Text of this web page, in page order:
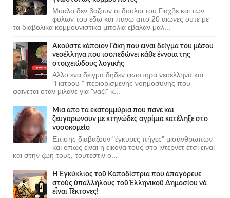
Μυαλο δεν βαζουν οι δουλοι του Γιαχβε και των
φυλων του εδω και πανω απο 20 αιωνες ουτε με
τα διαβολικα κομμουνιστικα μπολια εβαλαν μαλ...
Ακούστε κάποιον Γάκη που ειναι δείγμα του μέσου
νεοέλληνα που ισοπεδώνει κάθε έννοια της
στοιχειώδους λογικής
Αλλο ενα δειγμα δηδεν φωστηρα νεοελληνα και
"Γιατρου " περιορισμενης νοημοσυνης που
φαινεται οταν μιλανε για "ναζι" κ...
Μια απο τα εκατομμύρια που πανε και
ζευγαρωνουν με κτηνώδες αγρίμια κατέληξε στο
νοσοκομείο
Επισης διαβαζουν "έγκυρες πήγες" μισάνθρωπων
και οπως ειναι η εικονα τους στο ιντερνετ ετσι ειναι
και στην ζωη τους, τουτεστιν ο...
Ἡ Ἐγκύκλιος τοῦ Καποδίστρια ποὺ ἀπαγόρευε
στοὺς ὑπαλλήλους τοῦ Ἑλληνικοῦ Δημοσίου νὰ
εἶναι Τέκτονες!